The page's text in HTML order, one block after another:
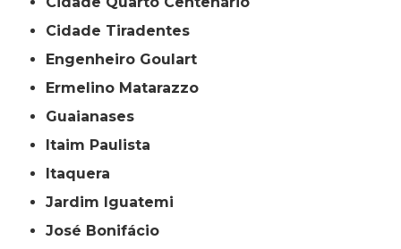
Cidade Tiradentes
Engenheiro Goulart
Ermelino Matarazzo
Guaianases
Itaim Paulista
Itaquera
Jardim Iguatemi
José Bonifácio